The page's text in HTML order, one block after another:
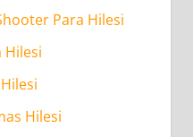
Para Hilesi
Hilesi
Hilesi